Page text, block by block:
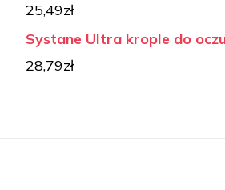
25,49zł
Systane Ultra krople do
28,79zł